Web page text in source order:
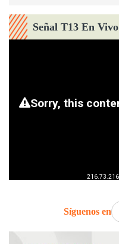
Señal T13 En Vivo
Síguenos en